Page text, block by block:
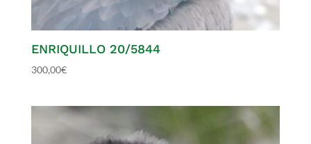
ENRIQUILLO 20/5844
300,00€